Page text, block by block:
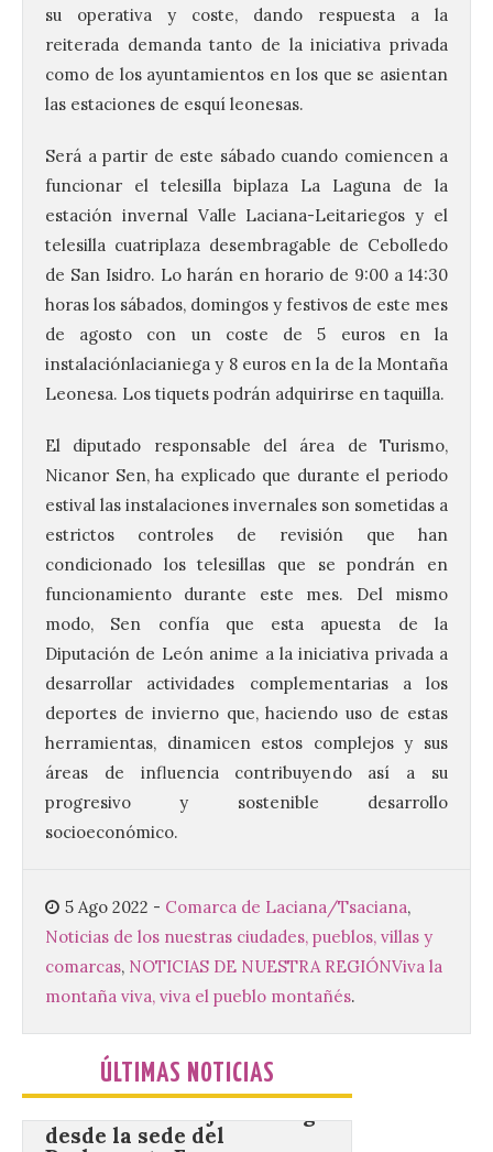
su operativa y coste, dando respuesta a la
reiterada demanda tanto de la iniciativa privada
como de los ayuntamientos en los que se asientan
las estaciones de esquí leonesas.
Será a partir de este sábado cuando comiencen a
funcionar el telesilla biplaza La Laguna de la
estación invernal Valle Laciana-Leitariegos y el
telesilla cuatriplaza desembragable de Cebolledo
de San Isidro. Lo harán en horario de 9:00 a 14:30
horas los sábados, domingos y festivos de este mes
de agosto con un coste de 5 euros en la
instalaciónlacianiega y 8 euros en la de la Montaña
Leonesa. Los tiquets podrán adquirirse en taquilla.
El diputado responsable del área de Turismo,
Nicanor Sen, ha explicado que durante el periodo
estival las instalaciones invernales son sometidas a
estrictos controles de revisión que han
condicionado los telesillas que se pondrán en
funcionamiento durante este mes. Del mismo
modo, Sen confía que esta apuesta de la
Diputación de León anime a la iniciativa privada a
desarrollar actividades complementarias a los
deportes de invierno que, haciendo uso de estas
herramientas, dinamicen estos complejos y sus
áreas de influencia contribuyendo así a su
progresivo y sostenible desarrollo
socioeconómico.
5 Ago 2022 - Comarca de Laciana/Tsaciana,
Noticias de los nuestras ciudades, pueblos, villas y
comarcas, NOTICIAS DE NUESTRA REGIÓNViva la
montaña viva, viva el pueblo montañés.
ÚLTIMAS NOTICIAS
Vuelve la tradicional Feria
de Dulces del Convento a
Gradefes
7 Ago 2026
agosto en los aledaños del
monasterio cisterciense
mejores dulces conventuales, tradición,
cultura y un ambiente único. El
Ayuntamiento de Gradefes, intentando
de León de…viaje nos llega
desde la sede del
Estrasburgo.